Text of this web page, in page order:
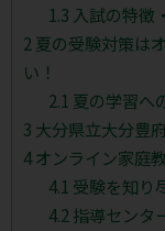
1.3 入試の特徴
2 夏の受験対策は
い！
2.1 夏の学習へ
3 大分県立大分豊
4オンライン家庭
4.1 受験を知り
4.2 指導センタ